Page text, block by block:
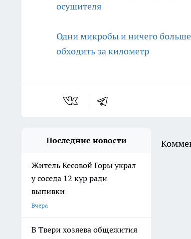
осушителя
Одни микробы и ничего
обходить за километр
Последние новости
Житель Кесовой Горы украл
у соседа 12 кур ради
выпивки
Вчера
В Твери хозяева общежития